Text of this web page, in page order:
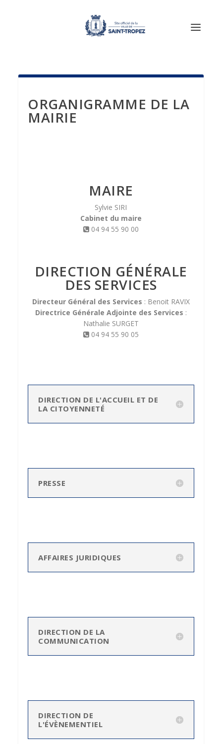
ORGANIGRAMME DE LA
MAIRIE
MAIRE
Sylvie SIRI
Cabinet du maire
04 94 55 90 00
DIRECTION GÉNÉRALE
DES SERVICES
Directeur Général des Services : Benoit RAVIX
Directrice Générale Adjointe des Services :
Nathalie SURGET
04 94 55 90 05
DIRECTION DE L'ACCUEIL ET DE
LA CITOYENNETÉ
PRESSE
AFFAIRES JURIDIQUES
DIRECTION DE LA
COMMUNICATION
DIRECTION DE
L'ÉVÈNEMENTIEL